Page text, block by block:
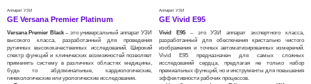
Аппарат УЗИ
GE Versana Premier Platinum
Versana Premier Black– это универсальный аппарат УЗИ
высокого класса, разработанный для проведения
рутинных высококачественных исследований. Широкий
спектр функций и клинических возможностей позволяет
применять систему в различных областях медицины,
будь то абдоминальные, кардиологические,
гинекологические или урологические исследования.​​
Аппарат УЗИ
GE Vivid E95
Vivid E95– это УЗИ аппарат экспертного класса,
разработанный для обеспечения кристально чистого
изображения и точных автоматизированных измерений.
Vivid E95 предназначен для самых сложных
исследований сердца, предлагая не только набор
премиальных функций, но и инструменты для повышения
эффективности рабочих процессов.​